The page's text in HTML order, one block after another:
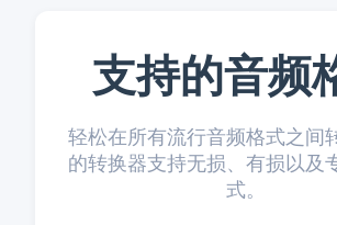
支持的音频
轻松在所有流行音频格式之间
的转换器支持无损、有损以及
式。